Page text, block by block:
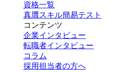
資格一覧
真贋スキル簡易テスト
コンテンツ
企業インタビュー
転職者インタビュー
コラム
採用担当者の方へ